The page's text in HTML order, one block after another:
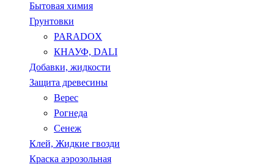
Бытовая химия
Грунтовки
PARADOX
КНАУФ, DALI
Добавки, жидкости
Защита древесины
Верес
Рогнеда
Сенеж
Клей, Жидкие гвозди
Краска аэрозольная